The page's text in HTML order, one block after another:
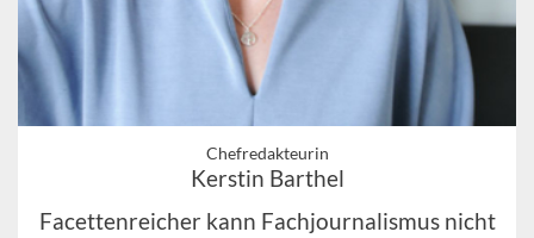
Chefredakteurin
Kerstin Barthel
Facettenreicher kann Fachjournalismus nicht